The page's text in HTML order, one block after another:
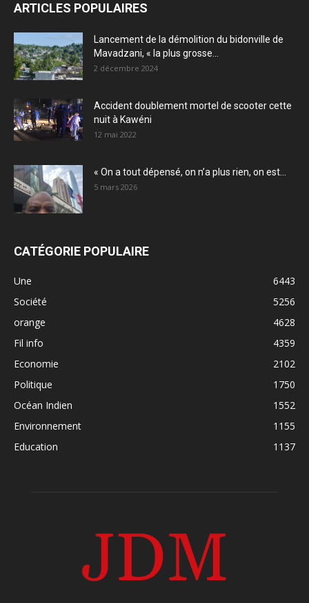
ARTICLES POPULAIRES
Lancement de la démolition du bidonville de
Mavadzani, « la plus grosse...
2 décembre 2024
Accident doublement mortel de scooter cette
nuit à Kawéni
12 mai 2022
« On a tout dépensé, on n’a plus rien, on est...
5 mars 2026
CATÉGORIE POPULAIRE
Une
6443
Société
5256
orange
4628
Fil info
4359
Economie
2102
Politique
1750
Océan Indien
1552
Environnement
1155
Education
1137